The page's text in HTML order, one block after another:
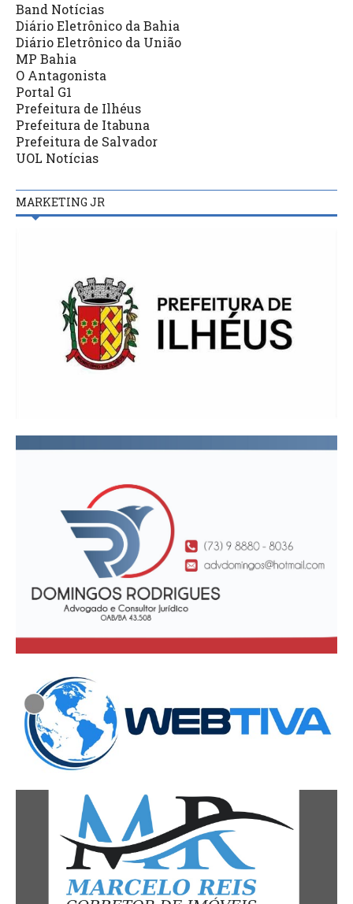
Band Notícias
Diário Eletrônico da Bahia
Diário Eletrônico da União
MP Bahia
O Antagonista
Portal G1
Prefeitura de Ilhéus
Prefeitura de Itabuna
Prefeitura de Salvador
UOL Notícias
MARKETING JR